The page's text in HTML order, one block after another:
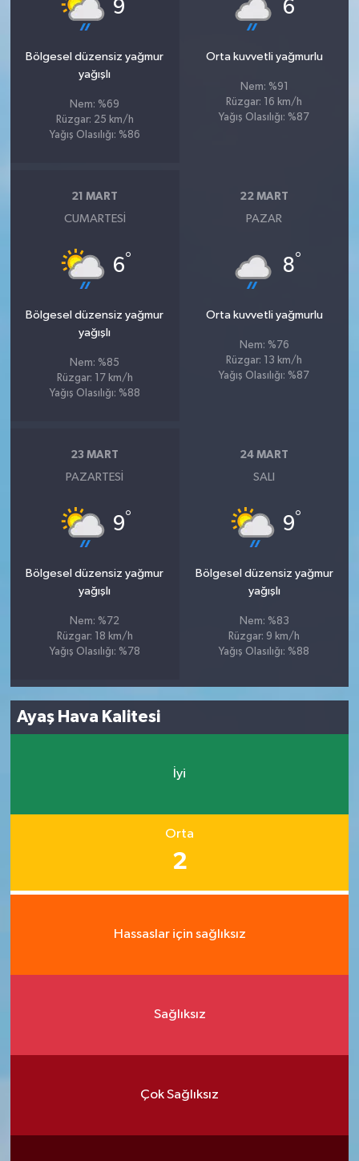
9
Bölgesel düzensiz yağmur
yağışlı
Nem: %69
Rüzgar: 25 km/h
Yağış Olasılığı: %86
6
Orta kuvvetli yağmurlu
Nem: %91
Rüzgar: 16 km/h
Yağış Olasılığı: %87
21 MART
CUMARTESI
6°
Bölgesel düzensiz yağmur
yağışlı
Nem: %85
Rüzgar: 17 km/h
Yağış Olasılığı: %88
22 MART
PAZAR
8°
Orta kuvvetli yağmurlu
Nem: %76
Rüzgar: 13 km/h
Yağış Olasılığı: %87
23 MART
PAZARTESI
9°
Bölgesel düzensiz yağmur
yağışlı
Nem: %72
Rüzgar: 18 km/h
Yağış Olasılığı: %78
24 MART
SALI
9°
Bölgesel düzensiz yağmur
yağışlı
Nem: %83
Rüzgar: 9 km/h
Yağış Olasılığı: %88
Ayaş Hava Kalitesi
İyi
Orta
2
Hassaslar için sağlıksız
Sağlıksız
Çok Sağlıksız